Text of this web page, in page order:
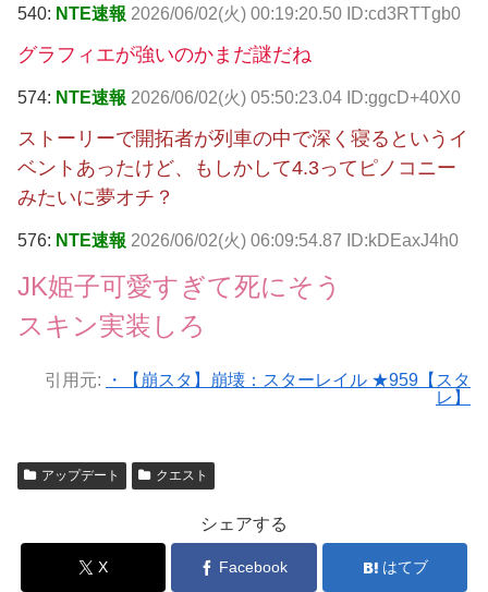
540: NTE速報 2026/06/02(火) 00:19:20.50 ID:cd3RTTgb0
グラフィエが強いのかまだ謎だね
574: NTE速報 2026/06/02(火) 05:50:23.04 ID:ggcD+40X0
ストーリーで開拓者が列車の中で深く寝るというイ
ベントあったけど、もしかして4.3ってピノコニー
みたいに夢オチ？
576: NTE速報 2026/06/02(火) 06:09:54.87 ID:kDEaxJ4h0
JK姫子可愛すぎて死にそう
スキン実装しろ
引用元:
・【崩スタ】崩壊：スターレイル ★959【スタ
レ】
アップデート クエスト
シェアする
X Facebook はてブ